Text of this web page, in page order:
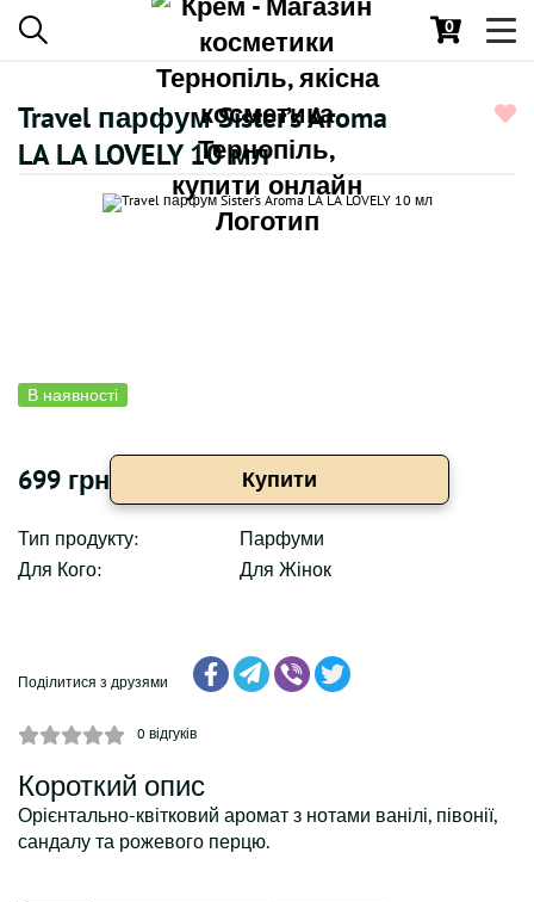
0
Travel парфум Sister’s Aroma
LA LA LOVELY 10 мл
В наявності
699 грн Купити
Тип продукту:
Парфуми
Для Кого:
Для Жінок
Поділитися з друзями
0 відгуків
Короткий опис
Орієнтально-квітковий аромат з нотами ванілі, півонії,
сандалу та рожевого перцю.